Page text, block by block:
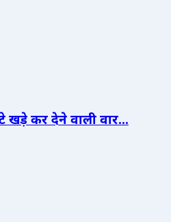
खड़े कर देने वाली वार...